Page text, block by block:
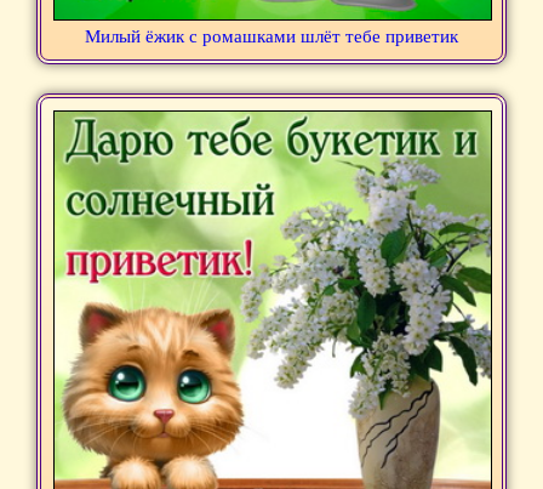
Милый ёжик с ромашками шлёт тебе приветик